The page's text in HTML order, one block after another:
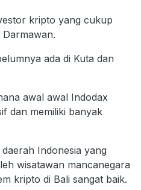
kripto yang cukup
ada di Kuta dan
awal awal Indodax
dan memiliki banyak
Indonesia yang
wisatawan mancanegara
kripto di Bali sangat baik.